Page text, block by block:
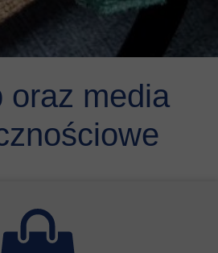
oraz media